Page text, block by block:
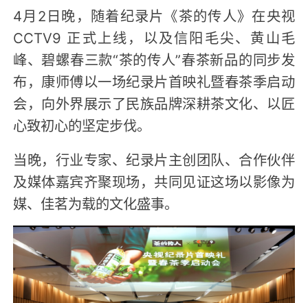
4月2日晚，随着纪录片《茶的传人》在央视
CCTV9 正式上线，以及信阳毛尖、黄山毛
峰、碧螺春三款“茶的传人”春茶新品的同步发
布，康师傅以一场纪录片首映礼暨春茶季启动
会，向外界展示了民族品牌深耕茶文化、以匠
心致初心的坚定步伐。
当晚，行业专家、纪录片主创团队、合作伙伴
及媒体嘉宾齐聚现场，共同见证这场以影像为
媒、佳茗为载的文化盛事。